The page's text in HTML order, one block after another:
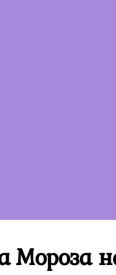
Мороза